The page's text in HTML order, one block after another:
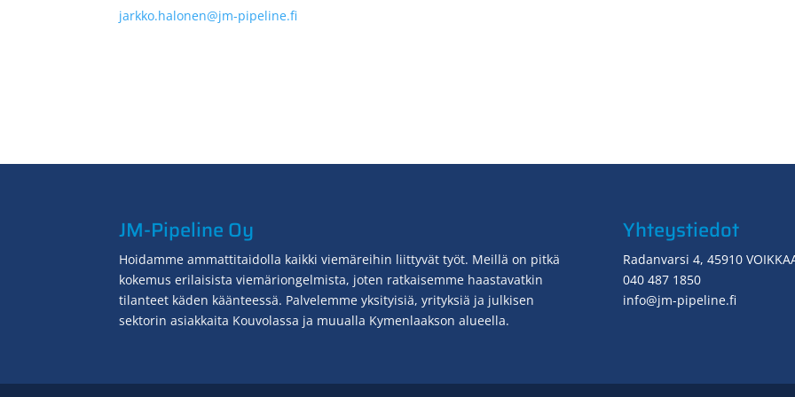
jarkko.halonen@jm-pipeline.fi
JM-Pipeline Oy
Hoidamme ammattitaidolla kaikki viemäreihin liittyvät työt. Meillä on pitkä
kokemus erilaisista viemäriongelmista, joten ratkaisemme haastavatkin
tilanteet käden käänteessä. Palvelemme yksityisiä, yrityksiä ja julkisen
sektorin asiakkaita Kouvolassa ja muualla Kymenlaakson alueella.
Yhteystiedot
Radanvarsi 4, 45910
040 487 1850
info@jm-pipeline.fi